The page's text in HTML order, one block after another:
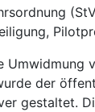
Umwidmung
der
gestaltet.